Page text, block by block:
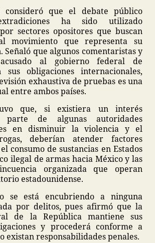
consideró que el debate público
ha sido utilizado
sectores opositores que buscan
movimiento que representa su
Señaló que algunos comentaristas y
al gobierno federal de
obligaciones internacionales,
exhaustiva de pruebas es una
entre ambos países.
que, si existiera un interés
de algunas autoridades
en disminuir la violencia y el
deberían atender factores
consumo de sustancias en Estados
ilegal de armas hacia México y las
organizada que operan
estadounidense.
se está encubriendo a ninguna
por delitos, pues afirmó que la
de la República mantiene sus
y procederá conforme a
existan responsabilidades penales.